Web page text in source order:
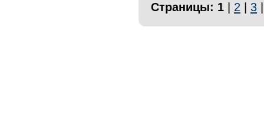
Страницы: 1 2 3